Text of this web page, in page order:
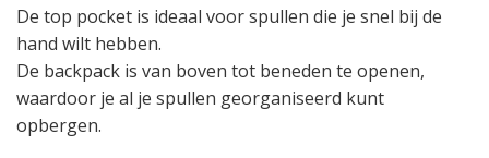
De top pocket is ideaal voor spullen die je snel bij de
hand wilt hebben.
De backpack is van boven tot beneden te openen,
waardoor je al je spullen georganiseerd kunt
opbergen.